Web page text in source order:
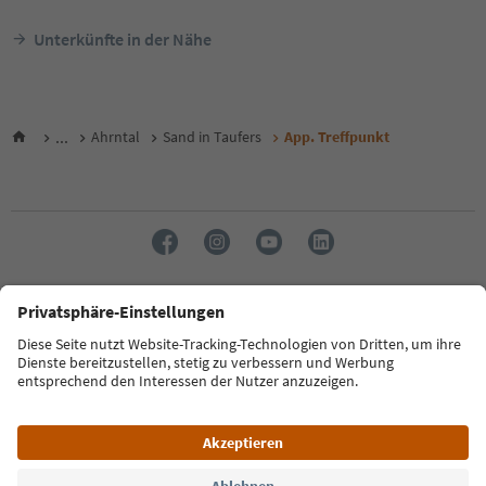
Unterkünfte in der Nähe
... Ahrntal Sand in Taufers App. Treffpunkt
Sprache: Deutsch
FAQ Kontakt Presse MICE Datenschutzerklärung
Zugänglichkeitserklärung